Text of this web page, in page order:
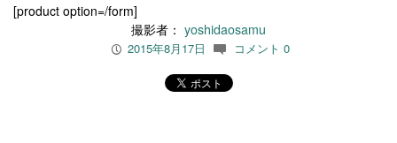
[product option=/form]
撮影者： yoshidaosamu
P 2015年8月17日 c コメント 0